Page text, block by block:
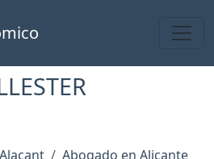
Abogado en Alicante